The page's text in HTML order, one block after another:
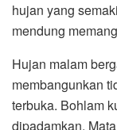
hujan yang
mendung
Hujan malam
membangunkan
terbuka. Bohlam
dipadamkan.